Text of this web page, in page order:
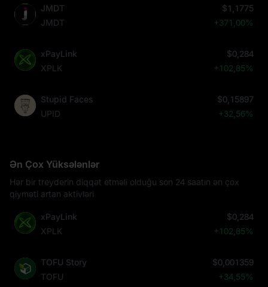
JMDT
JMDT
$1,1775
+371,00%
xPayLink
XPLK
$0,284
+102,85%
Stupid Faces
UPID
$0,15897
+32,56%
Ən Çox Yüksələnlər
Hər bir treyderin diqqət etməli olduğu son 24 saatın ən çox
qiyməti artan aktivləri
xPayLink
XPLK
$0,284
+102,85%
TOFU Story
TOFU
$0,001359
+34,55%